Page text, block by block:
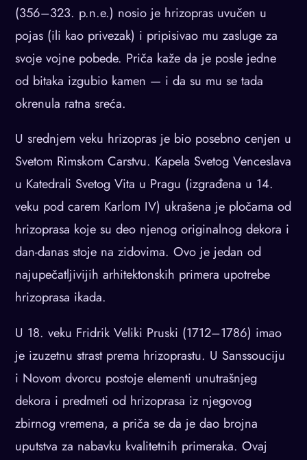
(356–323. p.n.e.) nosio je hrizopras uvučen u
pojas (ili kao privezak) i pripisivao mu zasluge za
svoje vojne pobede. Priča kaže da je posle jedne
od bitaka izgubio kamen — i da su mu se tada
okrenula ratna sreća.
U srednjem veku hrizopras je bio posebno cenjen u
Svetom Rimskom Carstvu. Kapela Svetog Venceslava
u Katedrali Svetog Vita u Pragu (izgrađena u 14.
veku pod carem Karlom IV) ukrašena je pločama od
hrizoprasа koje su deo njenog originalnog dekora i
dan-danas stoje na zidovima. Ovo je jedan od
najupečatljivijih arhitektonskih primera upotrebe
hrizoprasа ikada.
U 18. veku Fridrik Veliki Pruski (1712–1786) imao
je izuzetnu strast prema hrizoprastu. U Sanssouciju
i Novom dvorcu postoje elementi unutrašnjeg
dekora i predmeti od hrizoprasа iz njegovog
zbirnog vremena, a priča se da je dao brojna
uputstva za nabavku kvalitetnih primeraka. Ovaj